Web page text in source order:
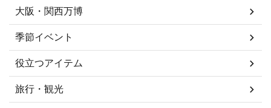
大阪・関西万博
季節イベント
役立つアイテム
旅行・観光